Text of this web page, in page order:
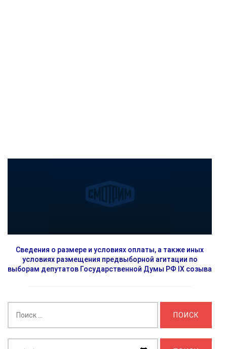
Сведения о размере и условиях оплаты, а также иных
условиях размещения предвыборной агитации по
выборам депутатов Государственной Думы РФ IX созыва